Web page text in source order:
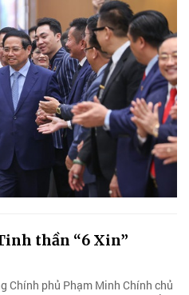
thần “6 Xin”
Chính phủ Phạm Minh Chính chủ